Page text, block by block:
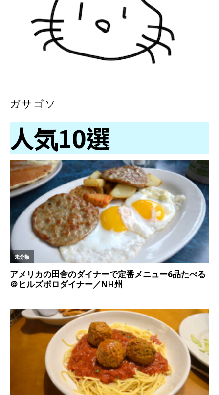
ガサゴソ
人気10選